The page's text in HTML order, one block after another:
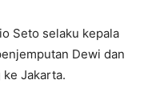
Seto selaku kepala
Dewi dan
Jakarta.